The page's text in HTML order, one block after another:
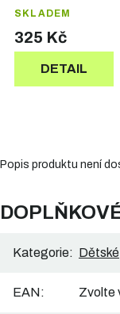
SKLADEM
325 Kč
DETAIL
Popis produktu není
Kategorie: Dětské
EAN: Zvolte